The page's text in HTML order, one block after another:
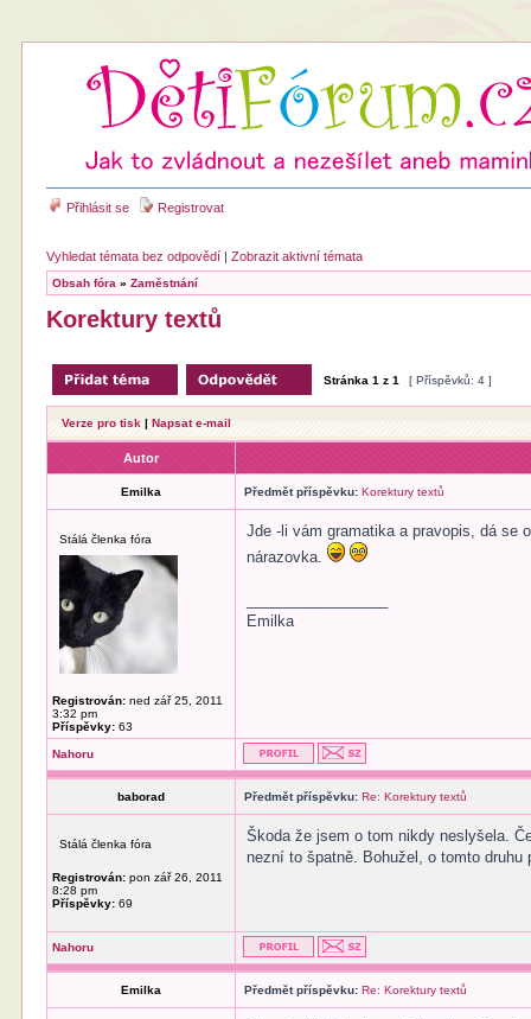
Přihlásit se Registrovat
Vyhledat témata bez odpovědí |Zobrazit aktivní témata
Obsah fóra »Zaměstnání
Korektury textů
Stránka1 z1 [ Příspěvků: 4 ]
Verze pro tisk |Napsat e-mail
Autor
Emilka Předmět příspěvku: Korektury textů
Stálá členka fóra
Registrován: ned zář 25, 2011
3:32 pm
Příspěvky: 63
Jde -li vám gramatika a pravopis, dá se
nárazovka.
Emilka
Nahoru
baborad Předmět příspěvku: Re: Korektury textů
Stálá členka fóra
Registrován: pon zář 26, 2011
8:28 pm
Příspěvky: 69
Škoda že jsem o tom nikdy neslyšela.
nezní to špatně. Bohužel, o tomto
Nahoru
Emilka Předmět příspěvku: Re: Korektury textů